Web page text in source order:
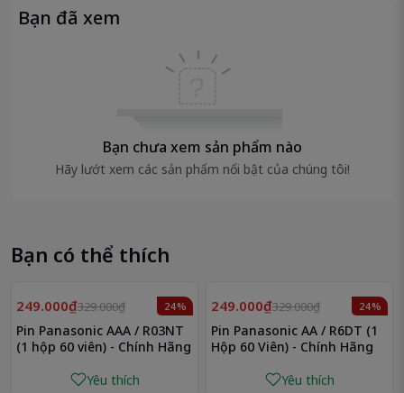
Công nghệ chống rò rỉ an toàn:
hoá hoặc hư bo mạch.
Vì Sao Nên Mua Pin Duracell AAA Tại
mã QR xác minh chuẩn.
đến cửa hàng.
Giao nhanh toàn quốc
, đóng gói kỹ – nhận hàng
trong 2–4 ngày.
Giá tốt – ưu đãi hấp dẫncho khách mua sỉ hoặc
đơn số lượng lớn.
Bạn đã xem
Bạn chưa xem sản phẩm nào
Hãy lướt xem các sản phẩm nổi bật của chúng tôi!
Bạn có thể thích
249.000₫329.000₫ 24%
Pin Panasonic AAA / R03NT
(1 hộp 60 viên) - Chính Hãng
Yêu thích
249.000₫329.000₫ 24%
Pin Panasonic AA / R6DT (1
Hộp 60 Viên) - Chính Hãng
Yêu thích